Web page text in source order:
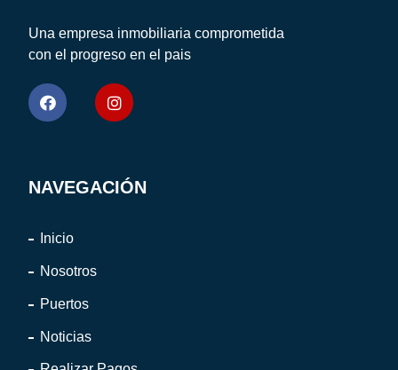
Una empresa inmobiliaria comprometida
con el progreso en el pais
NAVEGACIÓN
Inicio
Nosotros
Puertos
Noticias